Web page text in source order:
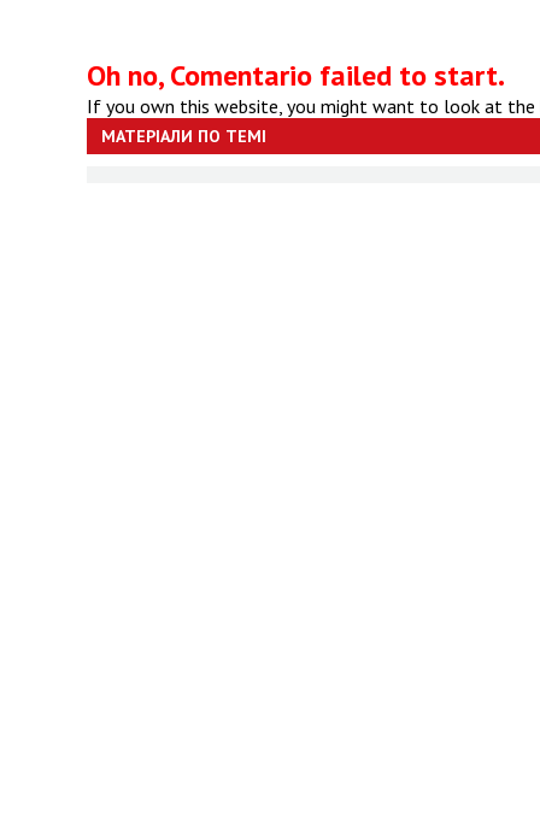
Oh no, Comentario failed to start.
If you own this website, you might want to look at
МАТЕРІАЛИ ПО ТЕМІ